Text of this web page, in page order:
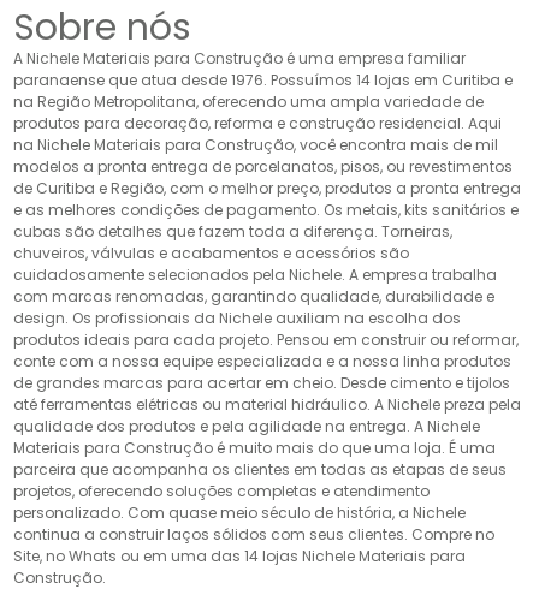
Sobre nós
A Nichele Materiais para Construção é uma empresa familiar
paranaense que atua desde 1976. Possuímos 14 lojas em Curitiba e
na Região Metropolitana, oferecendo uma ampla variedade de
produtos para decoração, reforma e construção residencial. Aqui
na Nichele Materiais para Construção, você encontra mais de mil
modelos a pronta entrega de porcelanatos, pisos, ou revestimentos
de Curitiba e Região, com o melhor preço, produtos a pronta entrega
e as melhores condições de pagamento. Os metais, kits sanitários e
cubas são detalhes que fazem toda a diferença. Torneiras,
chuveiros, válvulas e acabamentos e acessórios são
cuidadosamente selecionados pela Nichele. A empresa trabalha
com marcas renomadas, garantindo qualidade, durabilidade e
design. Os profissionais da Nichele auxiliam na escolha dos
produtos ideais para cada projeto. Pensou em construir ou reformar,
conte com a nossa equipe especializada e a nossa linha produtos
de grandes marcas para acertar em cheio. Desde cimento e tijolos
até ferramentas elétricas ou material hidráulico. A Nichele preza pela
qualidade dos produtos e pela agilidade na entrega. A Nichele
Materiais para Construção é muito mais do que uma loja. É uma
parceira que acompanha os clientes em todas as etapas de seus
projetos, oferecendo soluções completas e atendimento
personalizado. Com quase meio século de história, a Nichele
continua a construir laços sólidos com seus clientes. Compre no
Site, no Whats ou em uma das 14 lojas Nichele Materiais para
Construção.